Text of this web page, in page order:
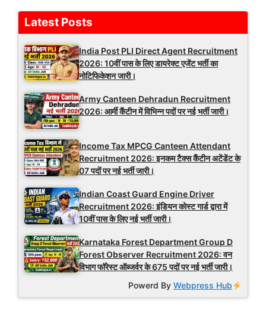
Latest Posts
India Post PLI Direct Agent Recruitment
2026: 10वीं पास के लिए डायरेक्ट एजेंट भर्ती का
नोटिफिकेशन जारी।
Army Canteen Dehradun Recruitment
2026: आर्मी कैंटीन में विभिन्न पदों पर नई भर्ती जारी।
Income Tax MPCG Canteen Attendant
Recruitment 2026: इनकम टैक्स कैंटीन अटेंडेंट के
07 पदों पर नई भर्ती जारी।
Indian Coast Guard Engine Driver
Recruitment 2026: इंडियन कोस्ट गार्ड द्वारा में
10वीं पास के लिए नई भर्ती जारी।
Karnataka Forest Department Group D
Forest Observer Recruitment 2026: वन
विभाग फॉरेस्ट ऑब्जर्वर के 675 पदों पर नई भर्ती जारी।
Powerd ByWebpress Hub